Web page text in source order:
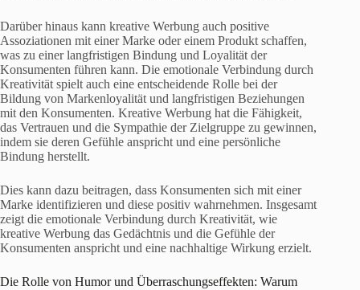
Darüber hinaus kann kreative Werbung auch positive
Assoziationen mit einer Marke oder einem Produkt schaffen,
was zu einer langfristigen Bindung und Loyalität der
Konsumenten führen kann. Die emotionale Verbindung durch
Kreativität spielt auch eine entscheidende Rolle bei der
Bildung von Markenloyalität und langfristigen Beziehungen
mit den Konsumenten. Kreative Werbung hat die Fähigkeit,
das Vertrauen und die Sympathie der Zielgruppe zu gewinnen,
indem sie deren Gefühle anspricht und eine persönliche
Bindung herstellt.
Dies kann dazu beitragen, dass Konsumenten sich mit einer
Marke identifizieren und diese positiv wahrnehmen. Insgesamt
zeigt die emotionale Verbindung durch Kreativität, wie
kreative Werbung das Gedächtnis und die Gefühle der
Konsumenten anspricht und eine nachhaltige Wirkung erzielt.
Die Rolle von Humor und Überraschungseffekten: Warum